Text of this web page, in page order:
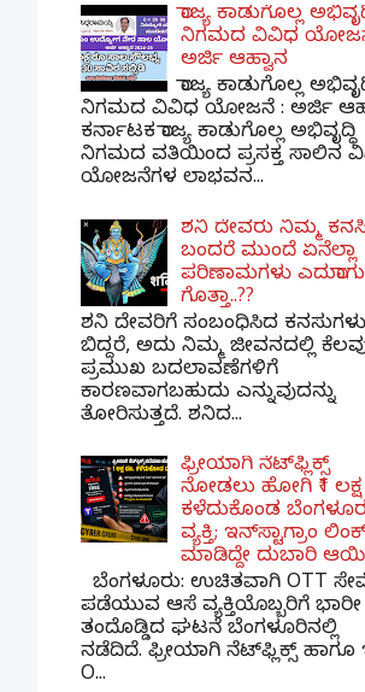
ರಾಜ್ಯ ಕಾಡುಗೊಲ್ಲ
ನಿಗಮದ ವಿವಿಧ
ಅರ್ಜಿ ಆಹ್ವಾನ
ರಾಜ್ಯ ಕಾಡುಗೊಲ್ಲ
ನಿಗಮದ ವಿವಿಧ ಯೋಜನೆ : ಅರ್ಜಿ
ಕರ್ನಾಟಕ ರಾಜ್ಯ ಕಾಡುಗೊಲ್ಲ ಅಭಿವೃದ್ಧಿ
ನಿಗಮದ ವತಿಯಿಂದ ಪ್ರಸಕ್ತ ಸಾಲಿನ
ಯೋಜನೆಗಳ ಲಾಭವನ...
ಶನಿ ದೇವರು ನಿಮ್ಮ
ಬಂದರೆ ಮುಂದೆ ಏನೆಲ್ಲಾ
ಪರಿಣಾಮಗಳು
ಗೊತ್ತಾ..??
ಶನಿ ದೇವರಿಗೆ ಸಂಬಂಧಿಸಿದ ಕನಸುಗಳು
ಬಿದ್ದರೆ, ಅದು ನಿಮ್ಮ ಜೀವನದಲ್ಲಿ
ಪ್ರಮುಖ ಬದಲಾವಣೆಗಳಿಗೆ
ಕಾರಣವಾಗಬಹುದು ಎನ್ನುವುದನ್ನು
ತೋರಿಸುತ್ತದೆ. ಶನಿದ...
ಫ್ರೀಯಾಗಿ ನೆಟ್‌ಫ್ಲಿಕ್ಸ್
ನೋಡಲು ಹೋಗಿ ₹1 ಲಕ್ಷ
ಕಳೆದುಕೊಂಡ
ವ್ಯಕ್ತಿ; ಇನ್‌ಸ್ಟಾಗ್ರಾಂ
ಮಾಡಿದ್ದೇ ದುಬಾರಿ
ಬೆಂಗಳೂರು: ಉಚಿತವಾಗಿ OTT
ಪಡೆಯುವ ಆಸೆ ವ್ಯಕ್ತಿಯೊಬ್ಬರಿಗೆ ಭಾರೀ
ತಂದೊಡ್ಡಿದ ಘಟನೆ ಬೆಂಗಳೂರಿನಲ್ಲಿ
ನಡೆದಿದೆ. ಫ್ರೀಯಾಗಿ ನೆಟ್‌ಫ್ಲಿಕ್ಸ್ ಹಾಗೂ
O...